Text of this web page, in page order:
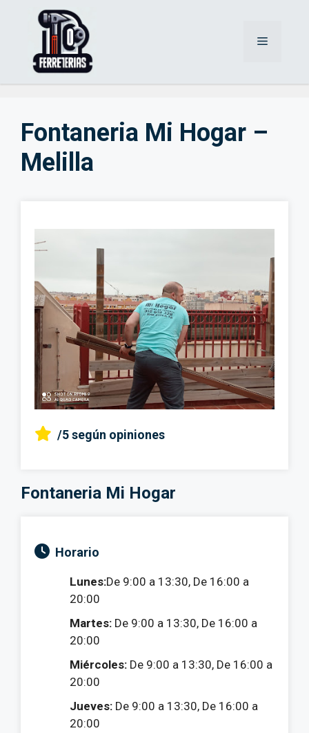
Menú
Fontaneria Mi Hogar –
Melilla
/5según opiniones
Fontaneria Mi Hogar
Horario
Lunes:De 9:00 a 13:30, De 16:00 a
20:00
Martes: De 9:00 a 13:30, De 16:00 a
20:00
Miércoles: De 9:00 a 13:30, De 16:00 a
20:00
Jueves: De 9:00 a 13:30, De 16:00 a
20:00